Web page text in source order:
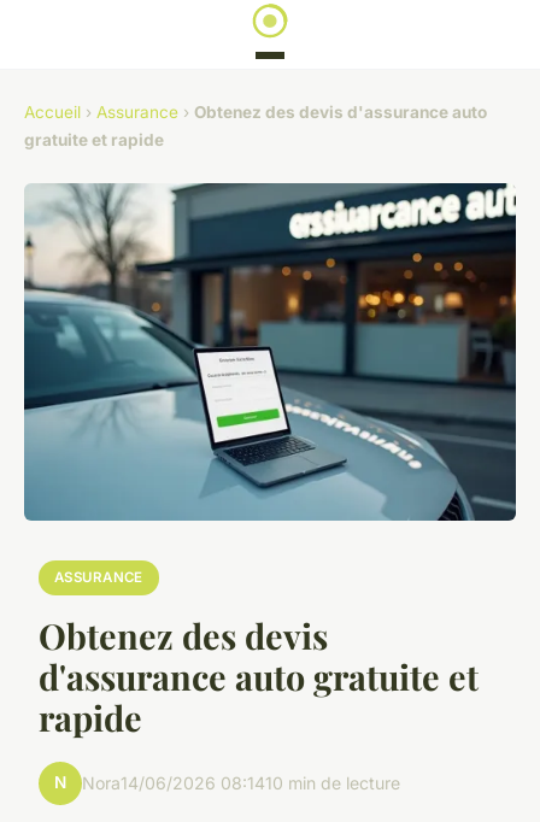
Accueil › Assurance › Obtenez des devis d'assurance auto
gratuite et rapide
ASSURANCE
Obtenez des devis
d'assurance auto gratuite et
rapide
N Nora14/06/2026 08:1410 min de lecture